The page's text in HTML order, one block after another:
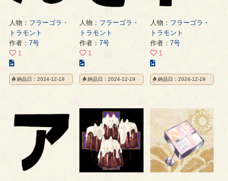
人物： フラーゴラ・
トラモント
作者： 7号
1
の
イ
ト
納品日：2024-12-19
人物： フラーゴラ・
トラモント
作者：7号
1
の
イ
の
ペ
ー
ジ
納品日：2024-12-19
人物： フラーゴラ・
トラモント
作者： 7号
1
の
イ
ト
の
ペ
ー
ジ
納品日：2024-12-19